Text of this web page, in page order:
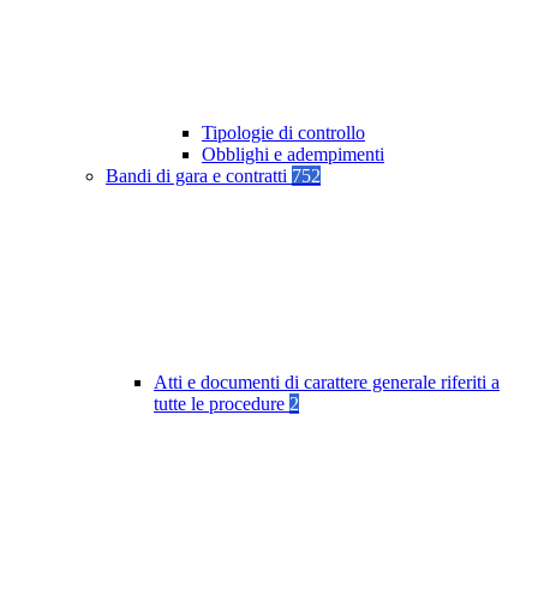
Tipologie di controllo
Obblighi e adempimenti
Bandi di gara e contratti 752
Atti e documenti di carattere generale riferiti a
tutte le procedure 2